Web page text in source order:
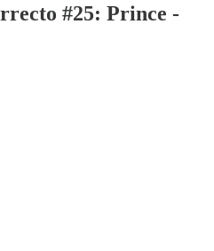
#25: Prince -